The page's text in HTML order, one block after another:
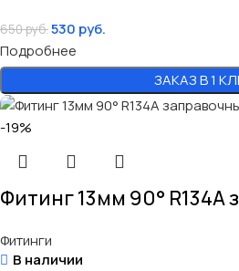
650руб.530 руб.
Подробнее
ЗАКАЗ В 1
-19%
Фитинг 13мм 90° R134A
Фитинги
В наличии